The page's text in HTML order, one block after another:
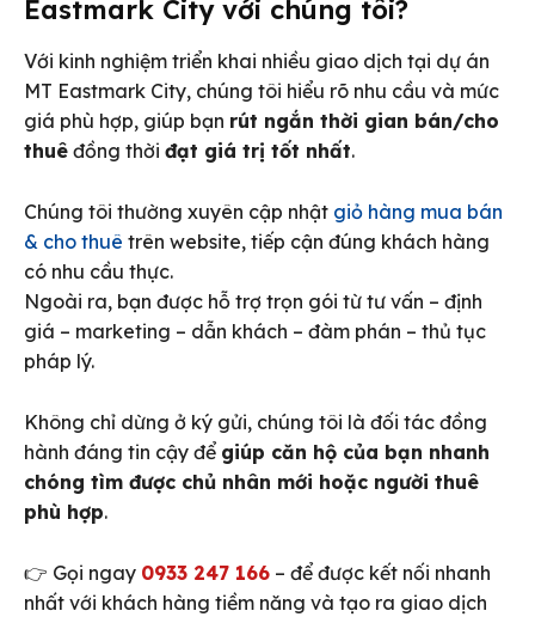
Eastmark City với chúng tôi?
Với kinh nghiệm triển khai nhiều giao dịch tại dự án
MT Eastmark City, chúng tôi hiểu rõ nhu cầu và mức
giá phù hợp, giúp bạn rút ngắn thời gian bán/cho
thuê đồng thời đạt giá trị tốt nhất.
Chúng tôi thường xuyên cập nhật giỏ hàng mua bán
& cho thuê trên website, tiếp cận đúng khách hàng
có nhu cầu thực.
Ngoài ra, bạn được hỗ trợ trọn gói từ tư vấn – định
giá – marketing – dẫn khách – đàm phán – thủ tục
pháp lý.
Không chỉ dừng ở ký gửi, chúng tôi là đối tác đồng
hành đáng tin cậy để giúp căn hộ của bạn nhanh
chóng tìm được chủ nhân mới hoặc người thuê
phù hợp.
👉 Gọi ngay 0933 247 166 – để được kết nối nhanh
nhất với khách hàng tiềm năng và tạo ra giao dịch